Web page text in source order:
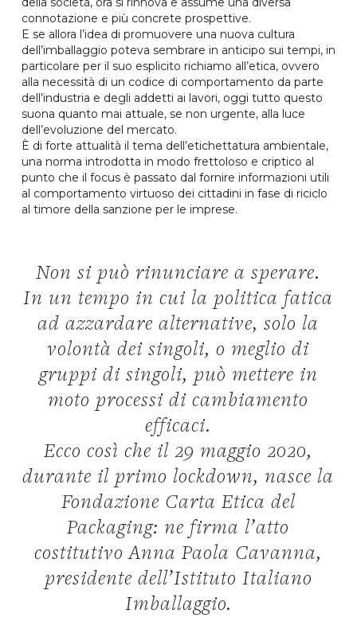
connotazione e più concrete prospettive.
E se allora l’idea di promuovere una nuova cultura
dell’imballaggio poteva sembrare in anticipo sui tempi, in
particolare per il suo esplicito richiamo all’etica, ovvero
alla necessità di un codice di comportamento da parte
dell’industria e degli addetti ai lavori, oggi tutto questo
suona quanto mai attuale, se non urgente, alla luce
dell’evoluzione del mercato.
È di forte attualità il tema dell’etichettatura ambientale,
una norma introdotta in modo frettoloso e criptico al
punto che il focus è passato dal fornire informazioni utili
al comportamento virtuoso dei cittadini in fase di riciclo
al timore della sanzione per le imprese.
Non si può rinunciare a sperare.
In un tempo in cui la politica fatica
ad azzardare alternative, solo la
volontà dei singoli, o meglio di
gruppi di singoli, può mettere in
moto processi di cambiamento
efficaci.
Ecco così che il 29 maggio 2020,
durante il primo lockdown, nasce la
Fondazione Carta Etica del
Packaging: ne firma l’atto
costitutivo Anna Paola Cavanna,
presidente dell’Istituto Italiano
Imballaggio.